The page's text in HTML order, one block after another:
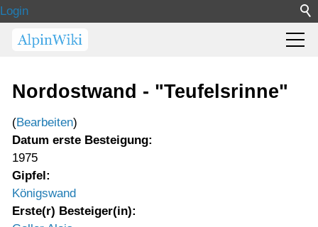
Login
Nordostwand - "Teufelsrinne"
(Bearbeiten)
Datum erste Besteigung:
1975
Gipfel:
Königswand
Erste(r) Besteiger(in):